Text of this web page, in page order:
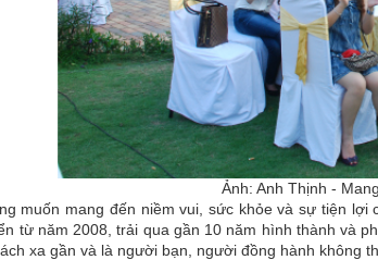
Ảnh: Anh Thịnh -
muốn mang đến niềm vui, sức khỏe và sự tiện
từ năm 2008, trải qua gần 10 năm hình thành và
xa gần và là người bạn, người đồng hành không